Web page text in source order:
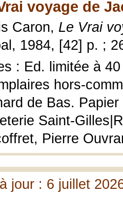
voyage de
Caron, Le Vrai
1984, [42] p. ;
: Ed. limitée à
hors-
de Bas.
Saint-
Pierre
jour : 6 juillet